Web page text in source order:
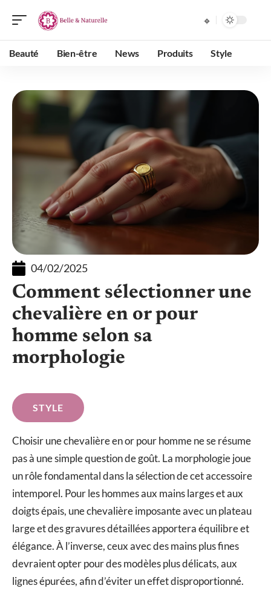
Beauté Bien-être News Produits Style
04/02/2025
Comment sélectionner une
chevalière en or pour
homme selon sa
morphologie
STYLE
Choisir une chevalière en or pour homme ne se résume
pas à une simple question de goût. La morphologie joue
un rôle fondamental dans la sélection de cet accessoire
intemporel. Pour les hommes aux mains larges et aux
doigts épais, une chevalière imposante avec un plateau
large et des gravures détaillées apportera équilibre et
élégance. À l’inverse, ceux avec des mains plus fines
devraient opter pour des modèles plus délicats, aux
lignes épurées, afin d’éviter un effet disproportionné.